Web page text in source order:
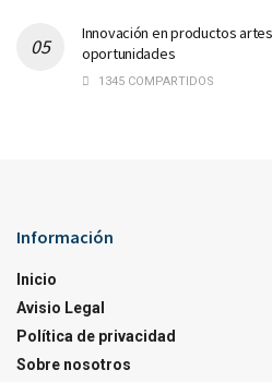
Innovación en productos
oportunidades
1345 COMPARTIDOS
Información
Inicio
Avisio Legal
Política de privacidad
Sobre nosotros